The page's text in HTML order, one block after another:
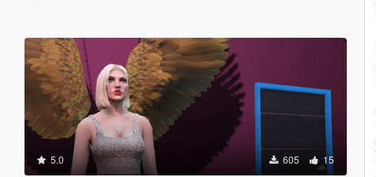
5.0 605 15